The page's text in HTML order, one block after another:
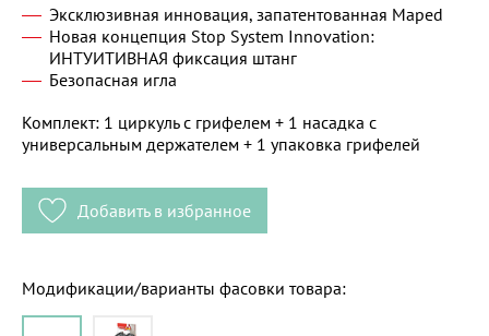
Эксклюзивная инновация, запатентованная Maped
Новая концепция Stop System Innovation:
ИНТУИТИВНАЯ фиксация штанг
Безопасная игла
Комплект: 1 циркуль с грифелем + 1 насадка с
универсальным держателем + 1 упаковка грифелей
Добавить в избранное
Модификации/варианты фасовки товара: